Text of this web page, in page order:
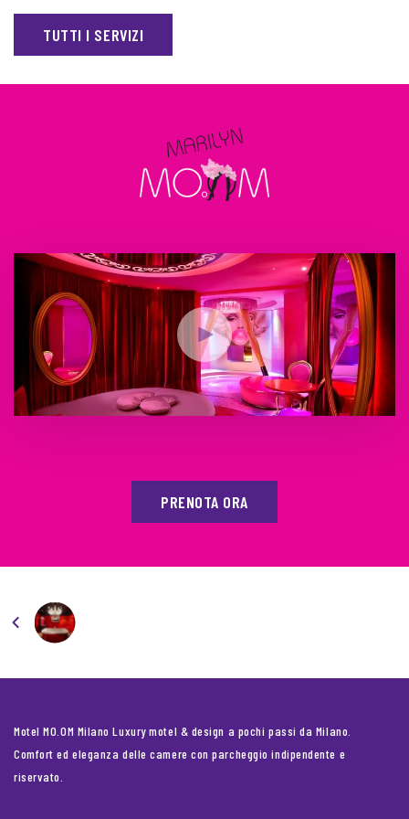
TUTTI I SERVIZI
PRENOTA ORA
Motel MO.OM Milano Luxury motel & design a pochi passi da Milano.
Comfort ed eleganza delle camere con parcheggio indipendente e
riservato.